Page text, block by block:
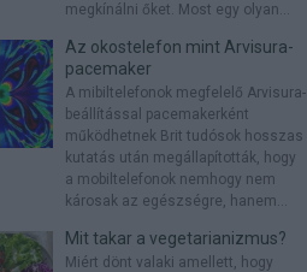
megkínálni őket. Most egy olyan...
Az okostelefon mint Arvisura-
pacemaker
A mibiltelefonok megfelelő Arvisura-
beállítással pacemakerként
működhetnek Brit tudósok hosszas
kutatás után megállapították, hogy
a mobiltelefonok nemhogy nem
károsak az egészségre, hanem...
Mit takar a vegetarianizmus?
Miért dönt valaki amellett, hogy